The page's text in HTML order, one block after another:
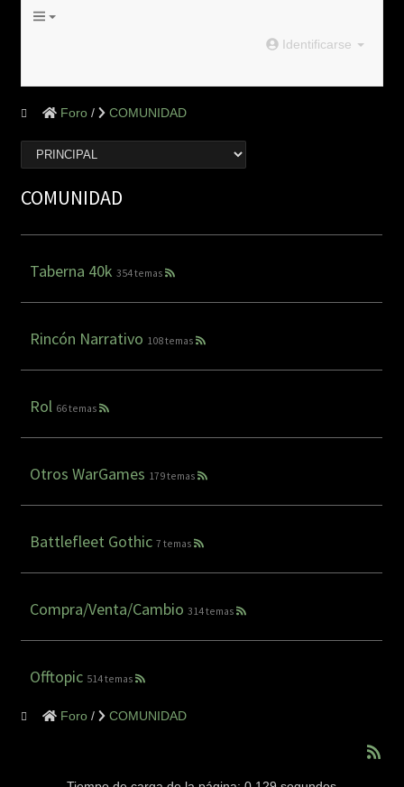
Identificarse
Foro COMUNIDAD
COMUNIDAD
Taberna 40k 354 temas
Rincón Narrativo 108 temas
Rol 66 temas
Otros WarGames 179 temas
Battlefleet Gothic 7 temas
Compra/Venta/Cambio 314 temas
Offtopic 514 temas
Foro COMUNIDAD